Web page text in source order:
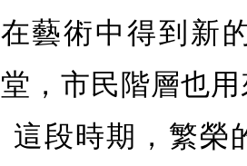
在藝術中得到新
堂，市民階層也
這段時期，繁榮